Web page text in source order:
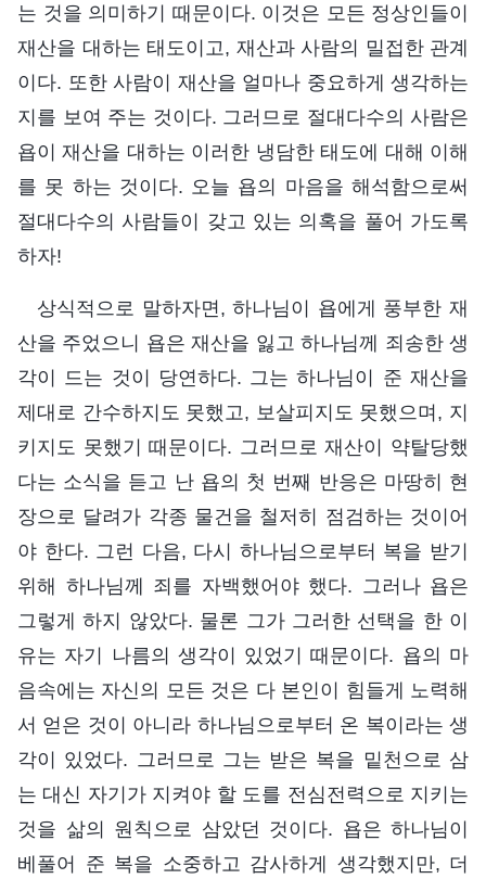
는 것을 의미하기 때문이다. 이것은 모든 정상인들이
재산을 대하는 태도이고, 재산과 사람의 밀접한 관계
이다. 또한 사람이 재산을 얼마나 중요하게 생각하는
지를 보여 주는 것이다. 그러므로 절대다수의 사람은
욥이 재산을 대하는 이러한 냉담한 태도에 대해 이해
를 못 하는 것이다. 오늘 욥의 마음을 해석함으로써
절대다수의 사람들이 갖고 있는 의혹을 풀어 가도록
하자!
상식적으로 말하자면, 하나님이 욥에게 풍부한 재
산을 주었으니 욥은 재산을 잃고 하나님께 죄송한 생
각이 드는 것이 당연하다. 그는 하나님이 준 재산을
제대로 간수하지도 못했고, 보살피지도 못했으며, 지
키지도 못했기 때문이다. 그러므로 재산이 약탈당했
다는 소식을 듣고 난 욥의 첫 번째 반응은 마땅히 현
장으로 달려가 각종 물건을 철저히 점검하는 것이어
야 한다. 그런 다음, 다시 하나님으로부터 복을 받기
위해 하나님께 죄를 자백했어야 했다. 그러나 욥은
그렇게 하지 않았다. 물론 그가 그러한 선택을 한 이
유는 자기 나름의 생각이 있었기 때문이다. 욥의 마
음속에는 자신의 모든 것은 다 본인이 힘들게 노력해
서 얻은 것이 아니라 하나님으로부터 온 복이라는 생
각이 있었다. 그러므로 그는 받은 복을 밑천으로 삼
는 대신 자기가 지켜야 할 도를 전심전력으로 지키는
것을 삶의 원칙으로 삼았던 것이다. 욥은 하나님이
베풀어 준 복을 소중하고 감사하게 생각했지만, 더